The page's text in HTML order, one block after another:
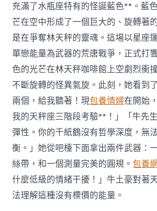
充滿了水瓶座特有的怪誕藍色**。藍
芒在空中形成了一個巨大的、旋轉著
是在爭奪林天秤的靈魂。這場以星座
單戀能量為武器的荒唐戰爭，正式打
色的光芒在林天秤咖啡館上空劇烈衝
不斷旋轉的怪異氣旋。此刻，她看到
兩個，給我聽著！現包養情婦在開始
我的天秤座三階段考驗**！」「牛先
彈性。你的千紙鶴沒有哲學深度，無
衡。」她從吧檯下面拿出兩件武器：
絲帶，和一個測量完美的圓規。包養網
什麼低級的情緒干擾！」牛土豪對著
法理解這種沒有標價的能量。